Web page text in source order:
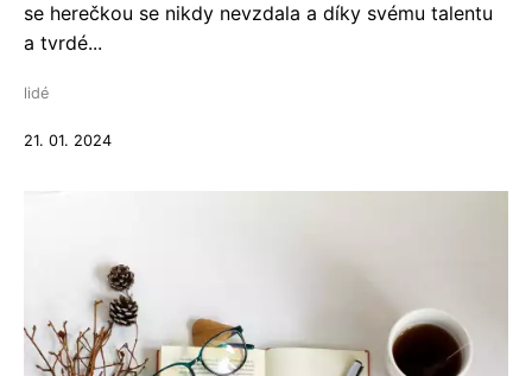
se herečkou se nikdy nevzdala a díky svému talentu
a tvrdé...
lidé
21. 01. 2024